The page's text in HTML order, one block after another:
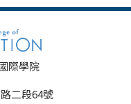
際學院
二段64號